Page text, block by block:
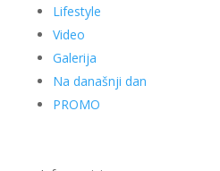
Lifestyle
Video
Galerija
Na današnji dan
PROMO